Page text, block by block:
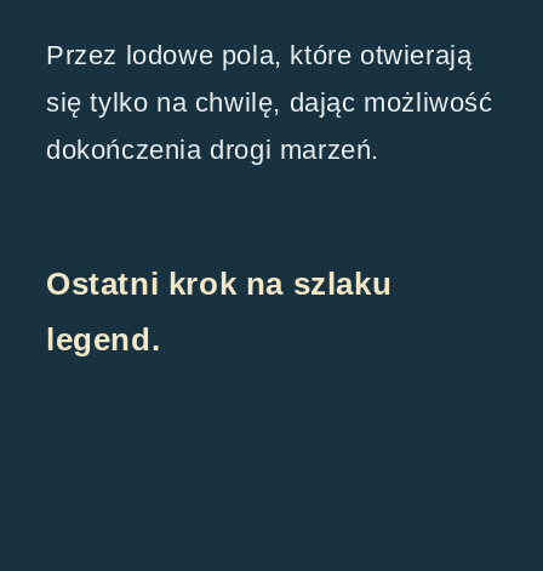
Przez lodowe pola, które otwierają
się tylko na chwilę, dając możliwość
dokończenia drogi marzeń.
Ostatni krok na szlaku
legend.